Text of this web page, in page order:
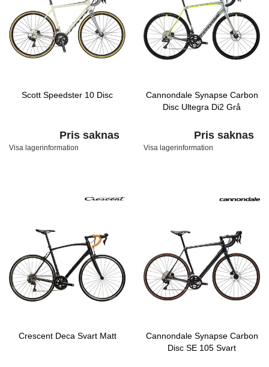
Scott Speedster 10 Disc
Pris saknas
Visa lagerinformation
Cannondale Synapse Carbon
Disc Ultegra Di2 Grå
Pris saknas
Visa lagerinformation
Crescent Deca Svart Matt
Cannondale Synapse Carbon
Disc SE 105 Svart